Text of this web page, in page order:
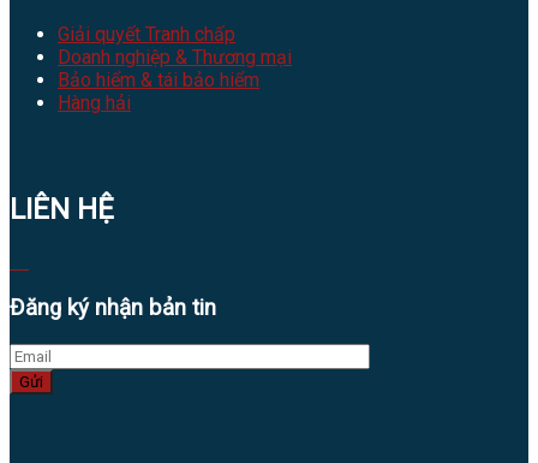
Giải quyết Tranh chấp
Doanh nghiệp & Thương mại
Bảo hiểm & tái bảo hiểm
Hàng hải
LIÊN HỆ
Đăng ký nhận bản tin
Gửi